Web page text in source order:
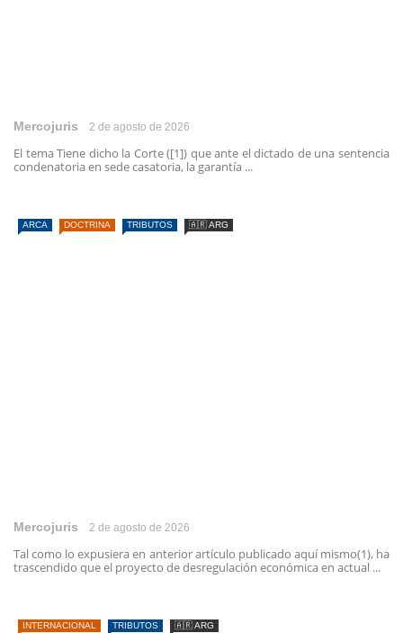
Mercojuris 2 de agosto de 2026
El tema Tiene dicho la Corte ([1]) que ante el dictado de una sentencia
condenatoria en sede casatoria, la garantía ...
ARCA DOCTRINA TRIBUTOS 🇦🇷 ARG
Mercojuris 2 de agosto de 2026
Tal como lo expusiera en anterior artículo publicado aquí mismo(1), ha
trascendido que el proyecto de desregulación económica en actual ...
INTERNACIONAL TRIBUTOS 🇦🇷 ARG